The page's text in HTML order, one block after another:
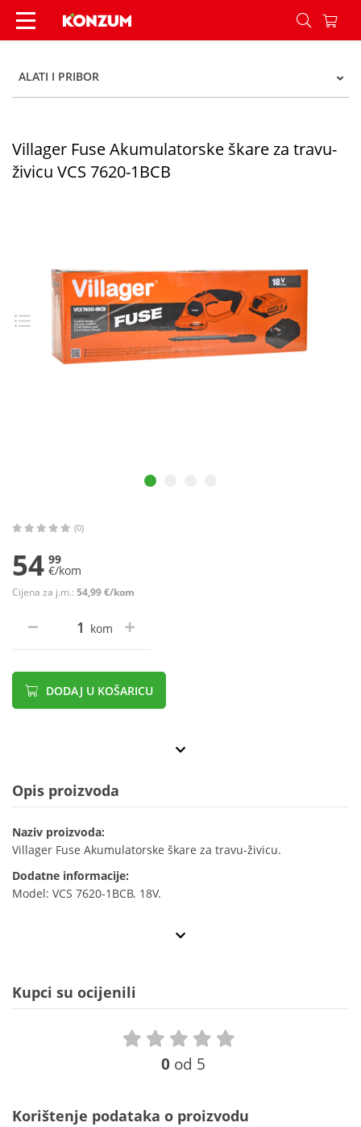
Villager Fuse Akumulatorske škare za travu-
ALATI I PRIBOR
Villager Fuse Akumulatorske škare za travu-
živicu VCS 7620-1BCB
(0)
54 99
€/kom
Cijena za j.m.: 54,99 €/kom
kom
DODAJ U KOŠARICU
Opis proizvoda
Naziv proizvoda:
Villager Fuse Akumulatorske škare za travu-živicu.
Dodatne informacije:
Model: VCS 7620-1BCB. 18V.
Kupci su ocijenili
0 od 5
Korištenje podataka o proizvodu